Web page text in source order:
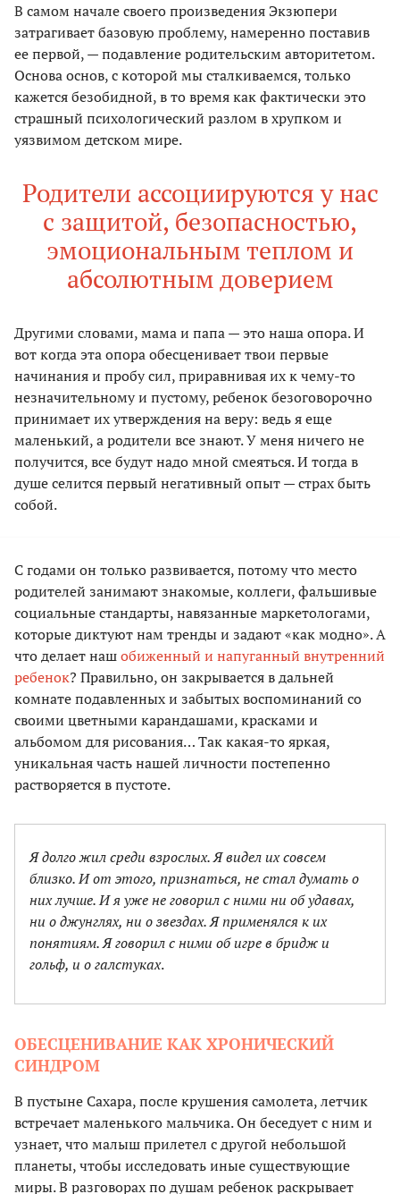
В самом начале своего произведения Экзюпери
затрагивает базовую проблему, намеренно поставив
ее первой, — подавление родительским авторитетом.
Основа основ, с которой мы сталкиваемся, только
кажется безобидной, в то время как фактически это
страшный психологический разлом в хрупком и
уязвимом детском мире.
Родители ассоциируются у нас
с защитой, безопасностью,
эмоциональным теплом и
абсолютным доверием
Другими словами, мама и папа — это наша опора. И
вот когда эта опора обесценивает твои первые
начинания и пробу сил, приравнивая их к чему-то
незначительному и пустому, ребенок безоговорочно
принимает их утверждения на веру: ведь я еще
маленький, а родители все знают. У меня ничего не
получится, все будут надо мной смеяться. И тогда в
душе селится первый негативный опыт — страх быть
собой.
С годами он только развивается, потому что место
родителей занимают знакомые, коллеги, фальшивые
социальные стандарты, навязанные маркетологами,
которые диктуют нам тренды и задают «как модно». А
что делает нашобиженный и напуганный внутренний
ребенок? Правильно, он закрывается в дальней
комнате подавленных и забытых воспоминаний со
своими цветными карандашами, красками и
альбомом для рисования… Так какая-то яркая,
уникальная часть нашей личности постепенно
растворяется в пустоте.
Я долго жил среди взрослых. Я видел их совсем
близко. И от этого, признаться, не стал думать о
них лучше. И я уже не говорил с ними ни об удавах,
ни о джунглях, ни о звездах. Я применялся к их
понятиям. Я говорил с ними об игре в бридж и
гольф, и о галстуках.
ОБЕСЦЕНИВАНИЕ КАК ХРОНИЧЕСКИЙ
СИНДРОМ
В пустыне Сахара, после крушения самолета, летчик
встречает маленького мальчика. Он беседует с ним и
узнает, что малыш прилетел с другой небольшой
планеты, чтобы исследовать иные существующие
миры. В разговорах по душам ребенок раскрывает